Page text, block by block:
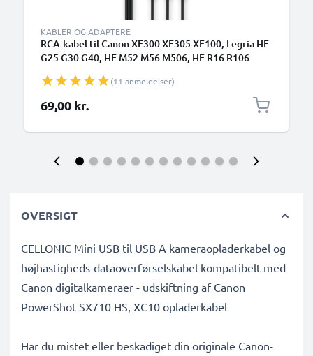
KABLER OG ADAPTERE
RCA-kabel til Canon XF300 XF305 XF100, Legria HF
G25 G30 G40, HF M52 M56 M506, HF R16 R106
FS100 FS200, MV890, TV, DVD, Blu-Ray, Kamera,
Konsol – AV-kabel, RCA-stik, Audio-Video
Composite AV-kabel
(11 anmeldelser)
69,00 kr.
OVERSIGT
CELLONIC Mini USB til USB A kameraopladerkabel og
højhastigheds-dataoverførselskabel kompatibelt med
Canon digitalkameraer - udskiftning af Canon
PowerShot SX710 HS, XC10 opladerkabel
Har du mistet eller beskadiget din originale Canon-